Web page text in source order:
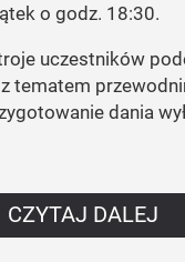
o godz. 18:30.
uczestników
tematem
dania
CZYTAJ DALEJ